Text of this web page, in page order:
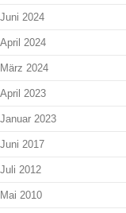
Juni 2024
April 2024
März 2024
April 2023
Januar 2023
Juni 2017
Juli 2012
Mai 2010